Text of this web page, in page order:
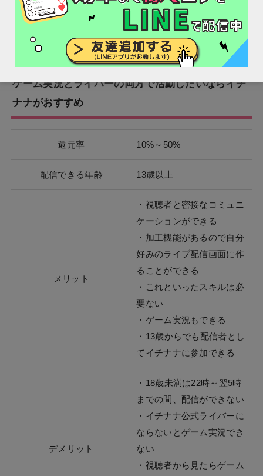
ちなみに、パソコンを利用してゲーム実況することもで
きます。
ゲーム実況とライバーの両方で活動したいならイチ
ナナがおすすめ
還元率 10%～50%
配信できる年齢 13歳以上
メリット
・視聴者と密接なコミュニ
ケーションができる
・加工機能があるので自分
好みのライブ配信画面に作
ることができる
・これといったスキルは必
要ない
・ゲーム実況もできる
・13歳からでも配信者とし
てイチナナに参加できる
デメリット
・18歳未満は22時～翌5時
までの間、配信ができない
・イチナナ公式ライバーに
ならないとゲーム実況でき
ない
・視聴者から見たらゲーム